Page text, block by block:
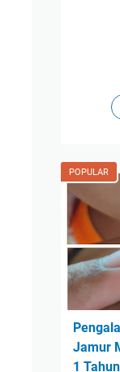
POPULAR
Jamur
1 Tahun